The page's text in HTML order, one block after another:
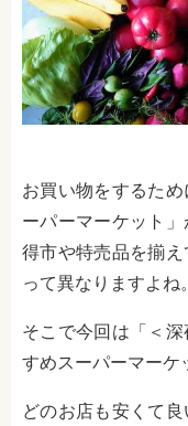
お買い物をするた
ーパーマーケット
得市や特売品を揃
って異なりますよね。
そこで今回は「＜
すめスーパーマーケ
どのお店も安くて